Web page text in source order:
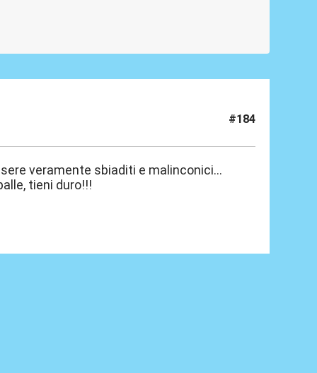
#184
veramente sbiaditi e malinconici...
tieni duro!!!